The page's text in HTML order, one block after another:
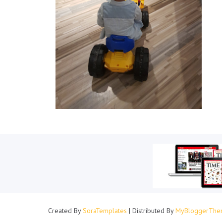
Created BySoraTemplates | Distributed By